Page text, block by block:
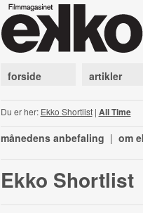
forside artikler
Du er her: Ekko Shortlist| All Time
månedens anbefaling | om
Ekko Shortlist